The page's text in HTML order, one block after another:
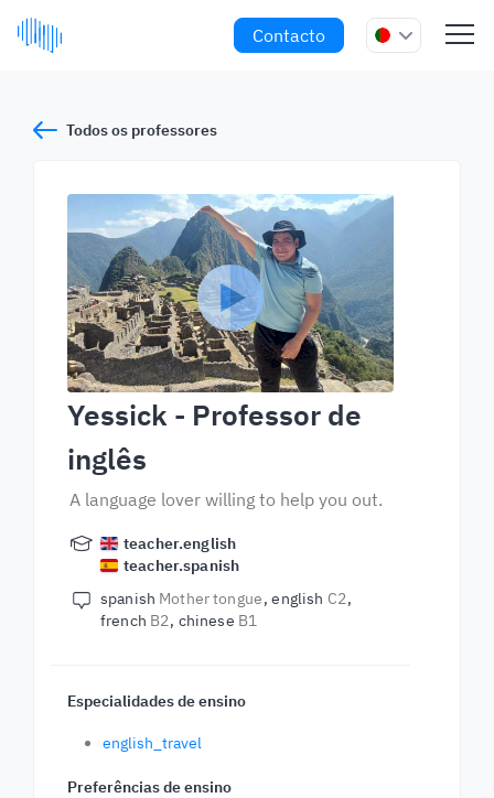
Contacto
Todos os professores
Yessick - Professor de
inglês
A language lover willing to help you out.
teacher.english
teacher.spanish
spanish Mother tongue english C2
french B2 chinese B1
Especialidades de ensino
english_travel
Preferências de ensino